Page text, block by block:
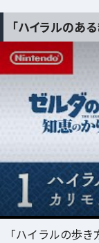
「ハイラルのあ
「ハイラルの歩